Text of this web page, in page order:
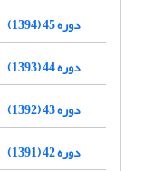
دوره 45 (1394)
دوره 44 (1393)
دوره 43 (1392)
دوره 42 (1391)